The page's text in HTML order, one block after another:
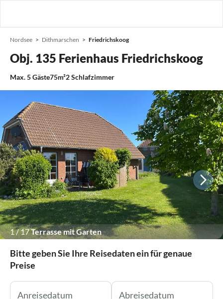
Nordsee Dithmarschen Friedrichskoog
Obj. 135 Ferienhaus Friedrichskoog
Max.5Gäste75m²2Schlafzimmer
1/17Terrasse mit Garten
Bitte geben Sie Ihre Reisedaten ein für genaue
Preise